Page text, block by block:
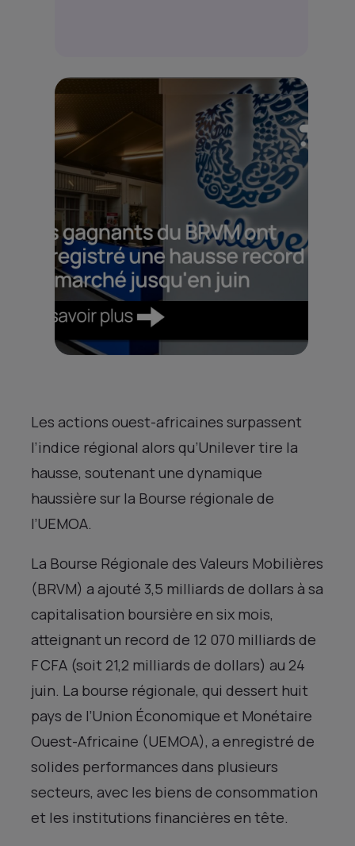
Les actions ouest-africaines surpassent
l’indice régional alors qu’Unilever tire la
hausse, soutenant une dynamique
haussière sur la Bourse régionale de
l’UEMOA.
La Bourse Régionale des Valeurs Mobilières
(BRVM) a ajouté 3,5 milliards de dollars à sa
capitalisation boursière en six mois,
atteignant un record de 12 070 milliards de
F CFA (soit 21,2 milliards de dollars) au 24
juin. La bourse régionale, qui dessert huit
pays de l’Union Économique et Monétaire
Ouest-Africaine (UEMOA), a enregistré de
solides performances dans plusieurs
secteurs, avec les biens de consommation
et les institutions financières en tête.